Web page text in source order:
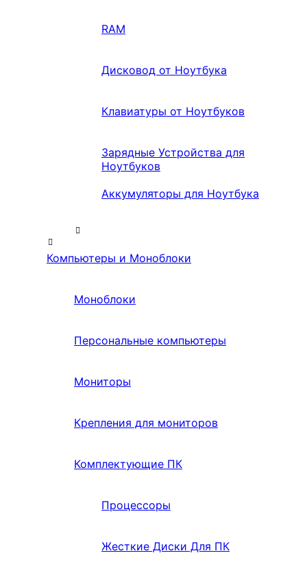
RAM
Дисковод от Ноутбука
Клавиатуры от Ноутбуков
Зарядные Устройства для
Ноутбуков
Аккумуляторы для Ноутбука
Компьютеры и Моноблоки
Моноблоки
Персональные компьютеры
Мониторы
Крепления для мониторов
Комплектующие ПК
Процессоры
Жесткие Диски Для ПК